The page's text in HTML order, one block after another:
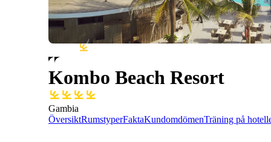
Kombo Beach Resort
Gambia
ÖversiktRumstyperFaktaKundomdömenTräning på